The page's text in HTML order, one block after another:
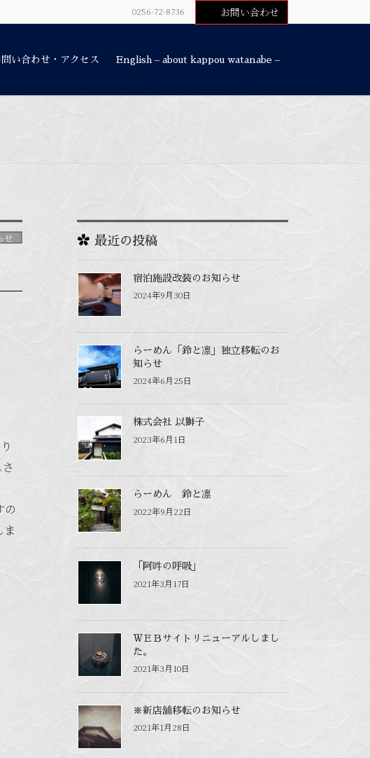
0256-72-8736 お問い合わせ
問い合わせ・アクセス English – about kappou watanabe –
せ
の
ま
最近の投稿
宿泊施設改装のお知らせ
2024年9月30日
らーめん「鈴と凛」独立移転のお
知らせ
2024年6月25日
株式会社 以獅子
2023年6月1日
らーめん 鈴と凛
2022年9月22日
「阿吽の呼吸」
2021年3月17日
ＷＥＢサイトリニューアルしまし
た。
2021年3月10日
※新店舗移転のお知らせ
2021年1月28日